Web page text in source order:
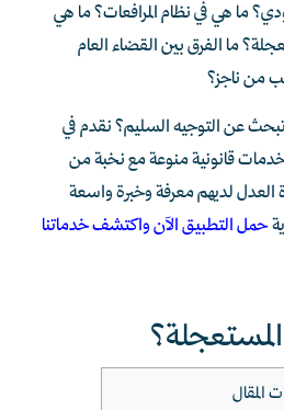
ما هي في نظام المرافعات؟ ما هي
ما الفرق بين القضاء العام
من ناجز؟
عن التوجيه السليم؟ نقدم في
خدمات قانونية منوعة مع نخبة من
العدل لديهم معرفة وخبرة واسعة
حمل التطبيق الآن واكتشف خدماتنا
المقال